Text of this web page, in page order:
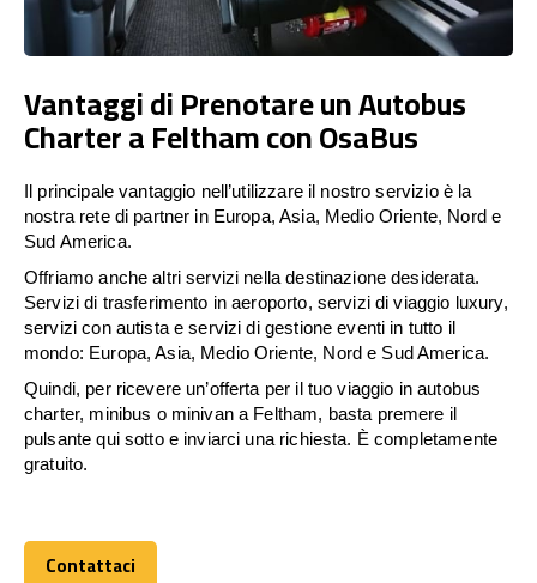
Vantaggi di Prenotare un Autobus
Charter a Feltham con OsaBus
Il principale vantaggio nell’utilizzare il nostro servizio è la
nostra rete di partner in Europa, Asia, Medio Oriente, Nord e
Sud America.
Offriamo anche altri servizi nella destinazione desiderata.
Servizi di trasferimento in aeroporto, servizi di viaggio luxury,
servizi con autista e servizi di gestione eventi in tutto il
mondo: Europa, Asia, Medio Oriente, Nord e Sud America.
Quindi, per ricevere un’offerta per il tuo viaggio in autobus
charter, minibus o minivan a Feltham, basta premere il
pulsante qui sotto e inviarci una richiesta. È completamente
gratuito.
Contattaci